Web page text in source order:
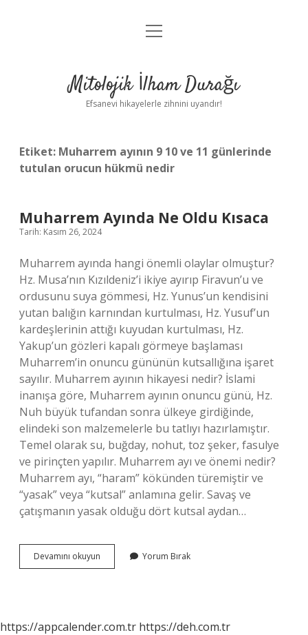
Anasayfa
Yasal Uyarı
menüyü
Mitolojik İlham Durağı
Efsanevi hikayelerle zihnini uyandır!
Etiket: Muharrem ayının 9 10 ve 11 günlerinde
tutulan orucun hükmü nedir
Muharrem Ayında Ne Oldu Kısaca
Tarih: Kasım 26, 2024
Muharrem ayında hangi önemli olaylar olmuştur?
Hz. Musa’nın Kızıldeniz’i ikiye ayırıp Firavun’u ve
ordusunu suya gömmesi, Hz. Yunus’un kendisini
yutan balığın karnından kurtulması, Hz. Yusuf’un
kardeşlerinin attığı kuyudan kurtulması, Hz.
Yakup’un gözleri kapalı görmeye başlaması
Muharrem’in onuncu gününün kutsallığına işaret
sayılır. Muharrem ayının hikayesi nedir? İslami
inanışa göre, Muharrem ayının onuncu günü, Hz.
Nuh büyük tufandan sonra ülkeye girdiğinde,
elindeki son malzemelerle bu tatlıyı hazırlamıştır.
Temel olarak su, buğday, nohut, toz şeker, fasulye
ve pirinçten yapılır. Muharrem ayı ve önemi nedir?
Muharrem ayı, “haram” kökünden türemiştir ve
“yasak” veya “kutsal” anlamına gelir. Savaş ve
çatışmanın yasak olduğu dört kutsal aydan…
Devamını okuyun Muharrem
Ayında
Yorum Bırak
https://appcalender.com.tr https://deh.com.tr